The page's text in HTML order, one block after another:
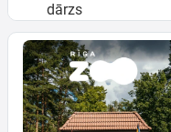
dārzs